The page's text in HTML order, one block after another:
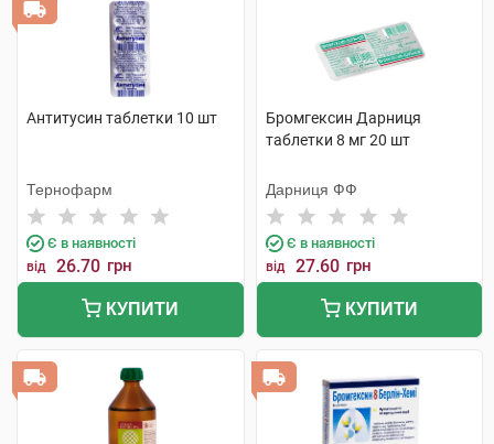
Антитусин таблетки 10 шт
Тернофарм
Є в наявності
від 26.70 грн
КУПИТИ
Бромгексин Дарниця
таблетки 8 мг 20 шт
Дарниця ФФ
Є в наявності
від 27.60 грн
КУПИТИ